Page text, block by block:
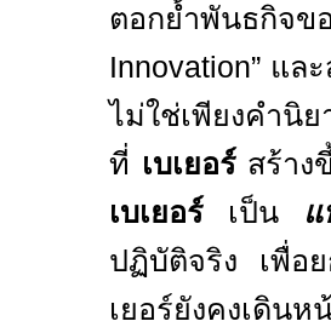
ตอกย้ำพันธกิจ
Innovation” แล
ไม่ใช่เพียงคำนิ
ที่ เบเยอร์สร้าง
เบเยอร์ เป็น
แ
ปฏิบัติจริง เพื่อ
เยอร์ยังคงเดิน